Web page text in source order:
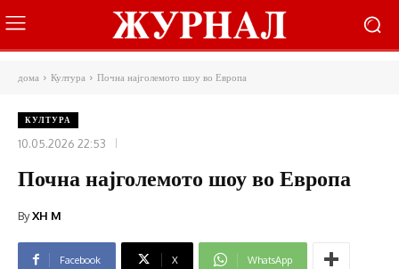
дома Култура Почна најголемото шоу во Европа
КУЛТУРА
10.05.2026 22:53
Почна најголемото шоу во Европа
ByXH M
Facebook X WhatsApp